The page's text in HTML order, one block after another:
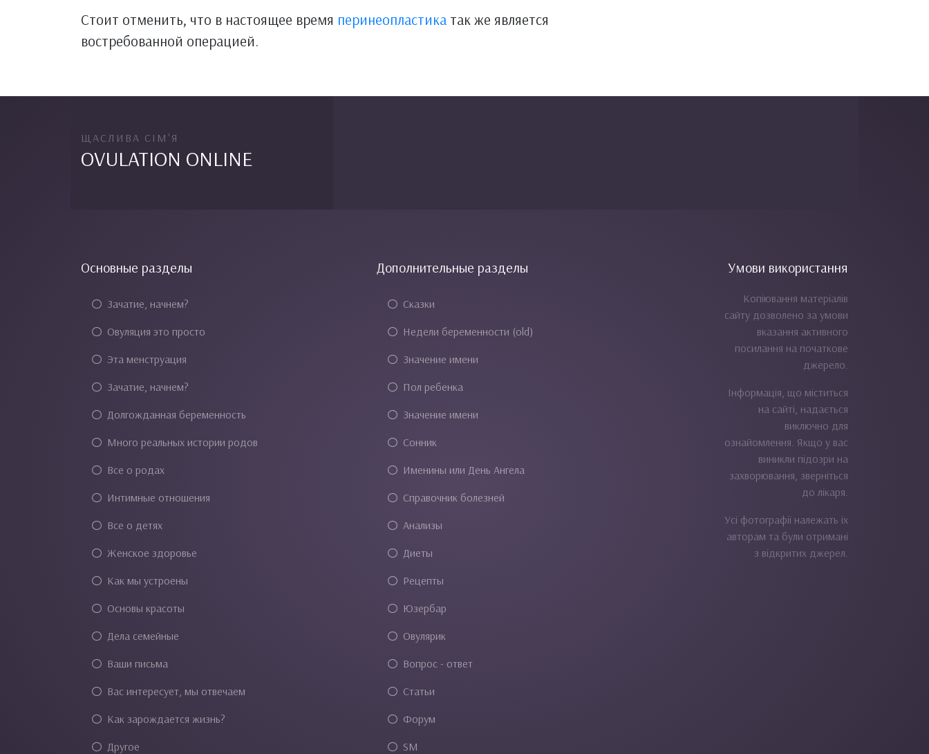
Стоит отменить, что в настоящее время перинеопластика так же является
востребованной операцией.
ЩАСЛИВА СІМ'Я
OVULATION ONLINE
Умови використання
Копіювання матеріалів
сайту дозволено за умови
вказання активного
посилання на початкове
джерело.
Інформація, що міститься
на сайті, надається
виключно для
ознайомлення. Якщо у вас
виникли підозри на
захворювання, зверніться
до лікаря.
Усі фотографії належать їх
авторам та були отримані
з відкритих джерел.
Основные разделы
Зачатие, начнем?
Овуляция это просто
Эта менструация
Зачатие, начнем?
Долгожданная беременность
Много реальных истории родов
Все о родах
Интимные отношения
Все о детях
Женское здоровье
Как мы устроены
Основы красоты
Дела семейные
Ваши письма
Вас интересует, мы отвечаем
Как зарождается жизнь?
Другое
Дополнительные разделы
Сказки
Недели беременности (old)
Значение имени
Пол ребенка
Значение имени
Сонник
Именины или День Ангела
Справочник болезней
Анализы
Диеты
Рецепты
Юзербар
Овулярик
Вопрос - ответ
Статьи
Форум
SM